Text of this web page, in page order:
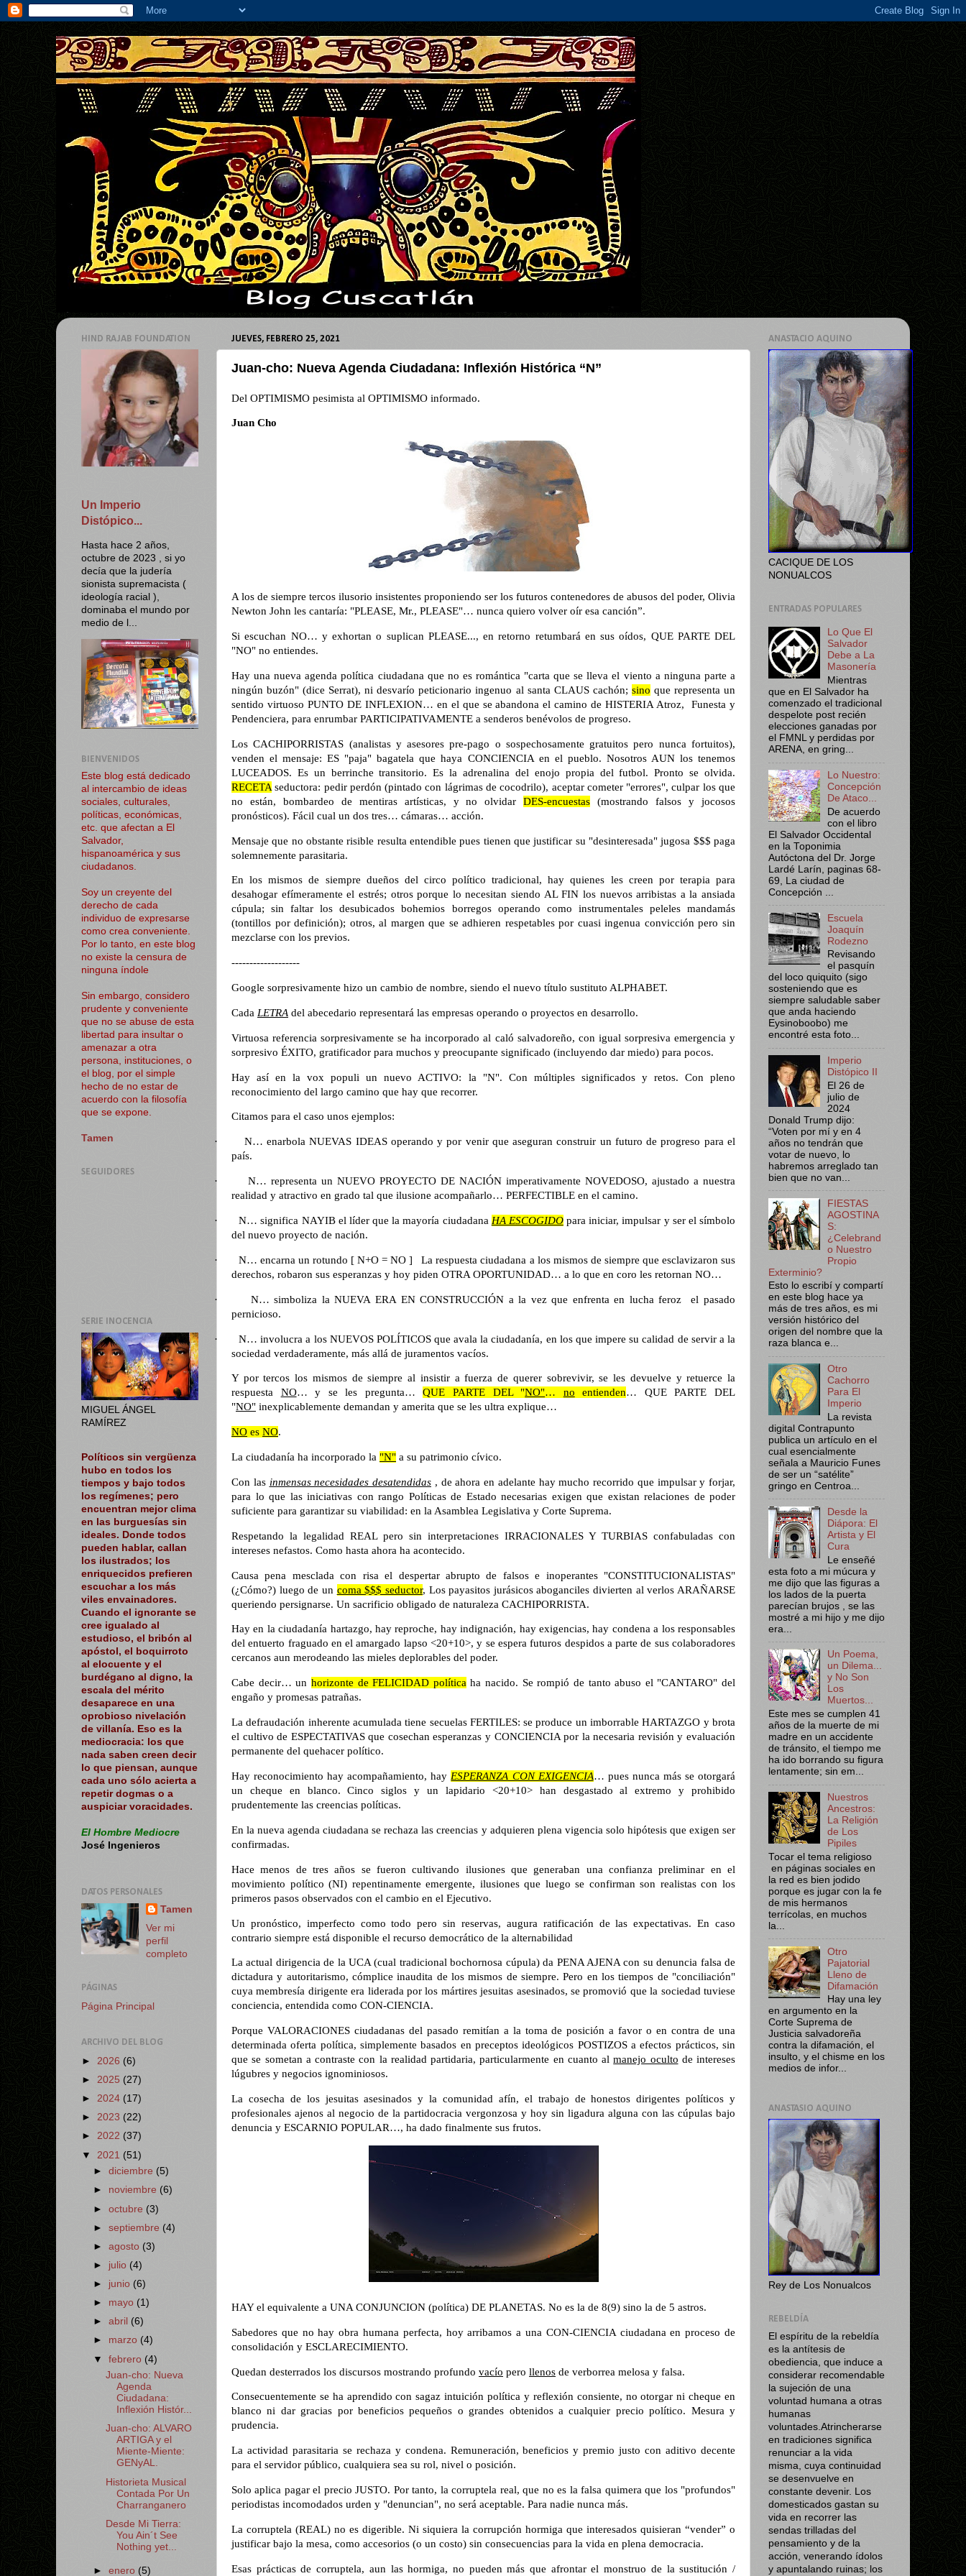
JUEVES, FEBRERO 25, 2021
Juan-cho: Nueva Agenda Ciudadana: Inflexión Histórica “N”
Del OPTIMISMO pesimista al OPTIMISMO informado.
Juan Cho
A los de siempre tercos ilusorio insistentes proponiendo ser los futuros contenedores de abusos del poder, Olivia
Newton John les cantaría: "PLEASE, Mr., PLEASE"… nunca quiero volver oír esa canción”.
Si escuchan NO… y exhortan o suplican PLEASE..., en retorno retumbará en sus oídos, QUE PARTE DEL
"NO" no entiendes.
Hay una nueva agenda política ciudadana que no es romántica "carta que se lleva el viento a ninguna parte a
ningún buzón" (dice Serrat), ni desvarío peticionario ingenuo al santa CLAUS cachón; sino que representa un
sentido virtuoso PUNTO DE INFLEXION… en el que se abandona el camino de HISTERIA Atroz,
Funesta y
Pendenciera, para enrumbar PARTICIPATIVAMENTE a senderos benévolos de progreso.
Los CACHIPORRISTAS (analistas y asesores pre-pago o sospechosamente gratuitos pero nunca fortuitos),
venden el mensaje: ES "paja" bagatela que haya CONCIENCIA en el pueblo. Nosotros AUN los tenemos
LUCEADOS. Es un berrinche transitorio. Es la adrenalina del enojo propia del futbol. Pronto se olvida.
RECETA seductora: pedir perdón (pintado con lágrimas de cocodrilo), aceptar cometer "errores", culpar los que
no están, bombardeo de mentiras artísticas, y no olvidarDES-encuestas (mostrando falsos y jocosos
pronósticos). Fácil cual un dos tres… cámaras… acción.
Mensaje que no obstante risible resulta entendible pues tienen que justificar su "desinteresada" jugosa $$$ paga
solemnemente parasitaria.
En los mismos de siempre dueños del circo político tradicional, hay quienes les creen por terapia para
desahogar efímeramente el estrés; otros porque lo necesitan siendo AL FIN los nuevos arribistas a la ansiada
cúpula; sin faltar los desubicados bohemios borregos operando como instrumentales peleles mandamás
(tontillos por definición); otros, al margen que se adhieren respetables por cuasi ingenua convicción pero sin
mezclarse con los previos.
-------------------
Google sorpresivamente hizo un cambio de nombre, siendo el nuevo título sustituto ALPHABET.
Cada LETRA del abecedario representará las empresas operando o proyectos en desarrollo.
Virtuosa referencia sorpresivamente se ha incorporado al caló salvadoreño, con igual sorpresiva emergencia y
sorpresivo ÉXITO, gratificador para muchos y preocupante significado (incluyendo dar miedo) para pocos.
Hay así en la vox populi un nuevo ACTIVO: la "N". Con múltiples significados y retos. Con pleno
reconocimiento del largo camino que hay que recorrer.
Citamos para el caso unos ejemplos:
·
N… enarbola NUEVAS IDEAS operando y por venir que aseguran construir un futuro de progreso para el
país.
·
N… representa un NUEVO PROYECTO DE NACIÓN imperativamente NOVEDOSO, ajustado a nuestra
realidad y atractivo en grado tal que ilusione acompañarlo… PERFECTIBLE en el camino.
· N… significa NAYIB el líder que la mayoría ciudadana HA ESCOGIDOpara iniciar, impulsar y ser el símbolo
del nuevo proyecto de nación.
· N… encarna un rotundo [ N+O = NO ]
La respuesta ciudadana a los mismos de siempre que esclavizaron sus
derechos, robaron sus esperanzas y hoy piden OTRA OPORTUNIDAD… a lo que en coro les retornan NO…
· N… simboliza la NUEVA ERA EN CONSTRUCCIÓN a la vez que enfrenta en lucha feroz
el pasado
pernicioso.
·
N… involucra a los NUEVOS POLÍTICOS que avala la ciudadanía, en los que impere su calidad de servir a la
sociedad verdaderamente, más allá de juramentos vacíos.
Y por tercos los mismos de siempre al insistir a fuerza de querer sobrevivir, se les devuelve y retuerce la
respuesta NO… y se les pregunta…QUE PARTE DEL "NO"… no entienden… QUE PARTE DEL
"NO" inexplicablemente demandan y amerita que se les ultra explique…
NO es NO.
La ciudadanía ha incorporado la "N" a su patrimonio cívico.
Con las inmensas necesidades desatendidas , de ahora en adelante hay mucho recorrido que impulsar y forjar,
para lo que las iniciativas con rango Políticas de Estado necesarias exigen que existan relaciones de poder
suficiente para garantizar su viabilidad: en la Asamblea Legislativa y Corte Suprema.
Respetando la legalidad REAL pero sin interpretaciones IRRACIONALES Y TURBIAS confabuladas con
intereses nefastos. Como hasta ahora ha acontecido.
Causa pena mesclada con risa el despertar abrupto de falsos e inoperantes "CONSTITUCIONALISTAS"
(¿Cómo?) luego de un coma $$$ seductor, Los payasitos jurásicos aboganciles divierten al verlos ARAÑARSE
queriendo persignarse. Un sacrificio obligado de naturaleza CACHIPORRISTA.
Hay en la ciudadanía hartazgo, hay reproche, hay indignación, hay exigencias, hay condena a los responsables
del entuerto fraguado en el amargado lapso <20+10>, y se espera futuros despidos a parte de sus colaboradores
cercanos aun merodeando las mieles deplorables del poder.
Cabe decir… un horizonte de FELICIDAD políticaha nacido. Se rompió de tanto abuso el "CANTARO" del
engaño y promesas patrañas.
La defraudación inherente acumulada tiene secuelas FERTILES: se produce un imborrable HARTAZGO y brota
el cultivo de ESPECTATIVAS que cosechan esperanzas y CONCIENCIA por la necesaria revisión y evaluación
permanente del quehacer político.
Hay reconocimiento hay acompañamiento, hay ESPERANZA CON EXIGENCIA… pues nunca más se otorgará
un cheque en blanco. Cinco siglos y un lapidario <20+10> han desgastado al extremo y prohibido
prudentemente las creencias políticas.
En la nueva agenda ciudadana se rechaza las creencias y adquieren plena vigencia solo hipótesis que exigen ser
confirmadas.
Hace menos de tres años se fueron cultivando ilusiones que generaban una confianza preliminar en el
movimiento político (NI) repentinamente emergente, ilusiones que luego se confirman son realistas con los
primeros pasos observados con el cambio en el Ejecutivo.
Un pronóstico, imperfecto como todo pero sin reservas, augura ratificación de las expectativas. En caso
contrario siempre está disponible el recurso democrático de la alternabilidad
La actual dirigencia de la UCA (cual tradicional bochornosa cúpula) da PENA AJENA con su denuncia falsa de
dictadura y autoritarismo, cómplice inaudita de los mismos de siempre. Pero en los tiempos de "conciliación"
cuya membresía dirigente era liderada por los mártires jesuitas asesinados, se promovió que la sociedad tuviese
conciencia, entendida como CON-CIENCIA.
Porque VALORACIONES ciudadanas del pasado remitían a la toma de posición a favor o en contra de una
determinada oferta política, simplemente basados en preceptos ideológicos POSTIZOS a efectos prácticos, sin
que se sometan a contraste con la realidad partidaria, particularmente en cuanto almanejo oculto de intereses
lúgubres y negocios ignominiosos.
La cosecha de los jesuitas asesinados y la comunidad afín, el trabajo de honestos dirigentes políticos y
profesionales ajenos al negocio de la partidocracia vergonzosa y hoy sin ligadura alguna con las cúpulas bajo
denuncia y ESCARNIO POPULAR…, ha dado finalmente sus frutos.
HAY el equivalente a UNA CONJUNCION (política) DE PLANETAS. No es la de 8(9) sino la de 5 astros.
Sabedores que no hay obra humana perfecta, hoy arribamos a una CON-CIENCIA ciudadana en proceso de
consolidación y ESCLARECIMIENTO.
Quedan desterrados los discursos mostrando profundo vacío pero llenos de verborrea melosa y falsa.
Consecuentemente se ha aprendido con sagaz intuición política y reflexión consiente, no otorgar ni cheque en
blanco ni dar gracias por beneficios pequeños o grandes obtenidos a cualquier precio político. Mesura y
prudencia.
La actividad parasitaria se rechaza y condena. Remuneración, beneficios y premio justo con aditivo decente
para el servidor público, cualquiera sea su rol, nivel o posición.
Solo aplica pagar el precio JUSTO. Por tanto, la corruptela real, que no es la falsa quimera que los "profundos"
periodistas incomodados urden y "denuncian", no será aceptable. Para nadie nunca más.
La corruptela (REAL) no es digerible. Ni siquiera la corrupción hormiga que interesados quisieran “vender” o
justificar bajo la mesa, como accesorios (o un costo) sin consecuencias para la vida en plena democracia.
Esas prácticas de corruptela, aun las hormiga, no pueden más que afrontar el monstruo de la sustitución /
HIND RAJAB FOUNDATION
Un Imperio
Distópico...
Hasta hace 2 años,
octubre de 2023 , si yo
decía que la judería
sionista supremacista (
ideología racial ),
dominaba el mundo por
medio de l...
BIENVENIDOS
Este blog está dedicado
al intercambio de ideas
sociales, culturales,
políticas, económicas,
etc. que afectan a El
Salvador,
hispanoamérica y sus
ciudadanos.
Soy un creyente del
derecho de cada
individuo de expresarse
como crea conveniente.
Por lo tanto, en este blog
no existe la censura de
ninguna índole
Sin embargo, considero
prudente y conveniente
que no se abuse de esta
libertad para insultar o
amenazar a otra
persona, instituciones, o
el blog, por el simple
hecho de no estar de
acuerdo con la filosofía
que se expone.
Tamen
SEGUIDORES
SERIE INOCENCIA
MIGUEL ÁNGEL
RAMÍREZ
Políticos sin vergüenza
hubo en todos los
tiempos y bajo todos
los regímenes; pero
encuentran mejor clima
en las burguesías sin
ideales. Donde todos
pueden hablar, callan
los ilustrados; los
enriquecidos prefieren
escuchar a los más
viles envainadores.
Cuando el ignorante se
cree igualado al
estudioso, el bribón al
apóstol, el boquirroto
al elocuente y el
burdégano al digno, la
escala del mérito
desaparece en una
oprobioso nivelación
de villanía. Eso es la
mediocracia: los que
nada saben creen decir
lo que piensan, aunque
cada uno sólo acierta a
repetir dogmas o a
auspiciar voracidades.
El Hombre Mediocre
José Ingenieros
DATOS PERSONALES
Tamen
Ver mi
perfil
completo
PÁGINAS
Página Principal
ARCHIVO DEL BLOG
► 2026 (6)
► 2025 (27)
► 2024 (17)
► 2023 (22)
► 2022 (37)
▼ 2021 (51)
►diciembre (5)
► noviembre (6)
►octubre (3)
►septiembre (4)
►agosto (3)
► julio (4)
► junio (6)
► mayo (1)
►abril (6)
► marzo (4)
▼febrero (4)
Juan-cho: Nueva
Agenda
Ciudadana:
Inflexión Histór...
Juan-cho: ALVARO
ARTIGA y el
Miente-Miente:
GENyAL.
Historieta Musical
Contada Por Un
Charranganero
Desde Mi Tierra:
You Ain´t See
Nothing yet...
►enero (5)
ANASTACIO AQUINO
CACIQUE DE LOS
NONUALCOS
ENTRADAS POPULARES
Lo Que El
Salvador
Debe a La
Masonería
Mientras
que en El Salvador ha
comenzado el tradicional
despelote post recién
elecciones ganadas por
el FMNL y perdidas por
ARENA, en gring...
Lo Nuestro:
Concepción
De Ataco...
De acuerdo
con el libro
El Salvador Occidental
en la Toponimia
Autóctona del Dr. Jorge
Lardé Larín, paginas 68-
69, La ciudad de
Concepción ...
Escuela
Joaquín
Rodezno
Revisando
el pasquín
del loco quiquito (sigo
sosteniendo que es
siempre saludable saber
que anda haciendo
Eysinoboobo) me
encontré esta foto...
Imperio
Distópico II
El 26 de
julio de
2024
Donald Trump dijo:
“Voten por mí y en 4
años no tendrán que
votar de nuevo, lo
habremos arreglado tan
bien que no van...
FIESTAS
AGOSTINA
S:
¿Celebrand
o Nuestro
Propio
Exterminio?
Esto lo escribí y compartí
en este blog hace ya
más de tres años, es mi
versión histórico del
origen del nombre que la
raza blanca e...
Otro
Cachorro
Para El
Imperio
La revista
digital Contrapunto
publica un artículo en el
cual esencialmente
señala a Mauricio Funes
de ser un “satélite”
gringo en Centroa...
Desde la
Diápora: El
Artista y El
Cura
Le enseñé
esta foto a mi múcura y
me dijo que las figuras a
los lados de la puerta
parecían brujos , se las
mostré a mi hijo y me dijo
era...
Un Poema,
un Dilema...
y No Son
Los
Muertos...
Este mes se cumplen 41
años de la muerte de mi
madre en un accidente
de tránsito, el tiempo me
ha ido borrando su figura
lentamente; sin em...
Nuestros
Ancestros:
La Religión
de Los
Pipiles
Tocar el tema religioso
en páginas sociales en
la red es bien jodido
porque es jugar con la fe
de mis hermanos
terrícolas, en muchos
la...
Otro
Pajatorial
Lleno de
Difamación
Hay una ley
en argumento en la
Corte Suprema de
Justicia salvadoreña
contra la difamación, el
insulto, y el chisme en los
medios de infor...
ANASTASIO AQUINO
Rey de Los Nonualcos
REBELDÍA
El espíritu de la rebeldía
es la antítesis de
obediencia, que induce a
considerar recomendable
la sujeción de una
voluntad humana a otras
humanas
voluntades.Atrincherarse
en tradiciones significa
renunciar a la vida
misma, cuya continuidad
se desenvuelve en
constante devenir. Los
domesticados gastan su
vida en recorrer las
sendas trilladas del
pensamiento y de la
acción, venerando ídolos
y apuntalando ruinas; los